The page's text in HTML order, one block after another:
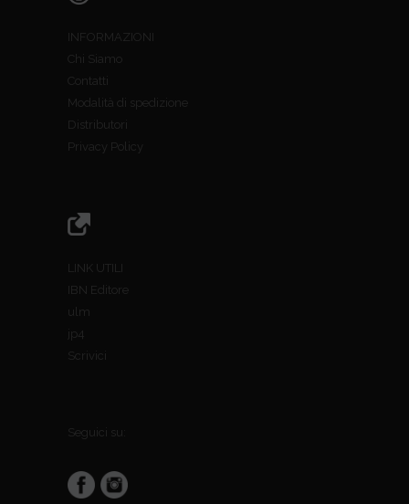
INFORMAZIONI
Chi Siamo
Contatti
Modalità di spedizione
Distributori
Privacy Policy
LINK UTILI
IBN Editore
ulm
jp4
Scrivici
Seguici su: